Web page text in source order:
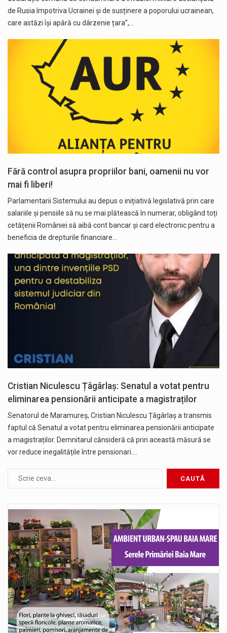
de Rusia împotriva Ucrainei și de susținere a poporului ucrainean,
care astăzi își apără cu dârzenie țara”,…
Fără control asupra propriilor bani, oamenii nu vor
mai fi liberi!
Parlamentarii Sistemului au depus o inițiativă legislativă prin care
salariile și pensiile să nu se mai plătească în numerar, obligând toți
cetățenii României să aibă cont bancar și card electronic pentru a
beneficia de drepturile financiare…
Cristian Niculescu Țâgârlaș: Senatul a votat pentru
eliminarea pensionării anticipate a magistraților
Senatorul de Maramureș, Cristian Niculescu Țâgârlaș a transmis
faptul că Senatul a votat pentru eliminarea pensionării anticipate
a magistraților. Demnitarul cănsideră că prin această măsură se
vor reduce inegalitățile între pensionari.…